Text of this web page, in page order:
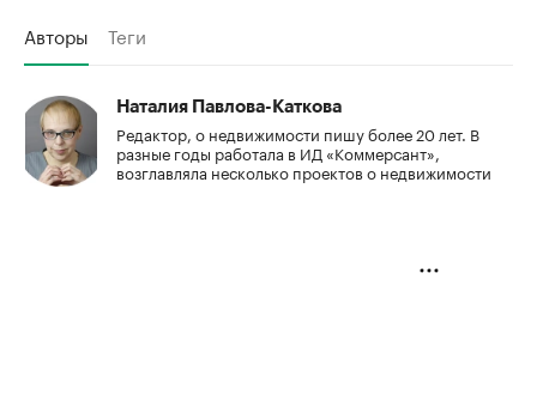
Авторы Теги
Наталия Павлова-Каткова
Редактор, о недвижимости пишу более 20 лет. В
разные годы работала в ИД «Коммерсант»,
возглавляла несколько проектов о недвижимости